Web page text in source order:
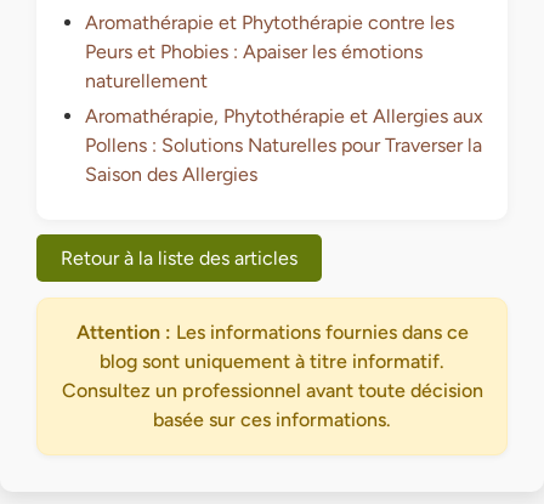
Aromathérapie et Phytothérapie contre les
Peurs et Phobies : Apaiser les émotions
naturellement
Aromathérapie, Phytothérapie et Allergies aux
Pollens : Solutions Naturelles pour Traverser la
Saison des Allergies
Retour à la liste des articles
Attention : Les informations fournies dans ce
blog sont uniquement à titre informatif.
Consultez un professionnel avant toute décision
basée sur ces informations.